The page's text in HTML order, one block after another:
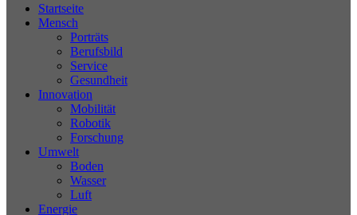
Startseite
Mensch
Porträts
Berufsbild
Service
Gesundheit
Innovation
Mobilität
Robotik
Forschung
Umwelt
Boden
Wasser
Luft
Energie